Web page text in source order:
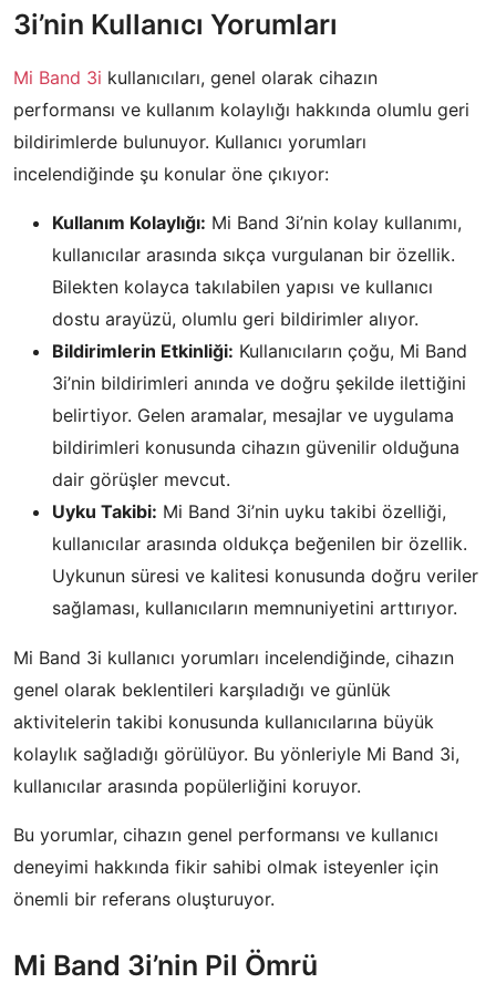
3i’nin Kullanıcı Yorumları
Mi Band 3i kullanıcıları, genel olarak cihazın
performansı ve kullanım kolaylığı hakkında olumlu geri
bildirimlerde bulunuyor. Kullanıcı yorumları
incelendiğinde şu konular öne çıkıyor:
Kullanım Kolaylığı: Mi Band 3i’nin kolay kullanımı,
kullanıcılar arasında sıkça vurgulanan bir özellik.
Bilekten kolayca takılabilen yapısı ve kullanıcı
dostu arayüzü, olumlu geri bildirimler alıyor.
Bildirimlerin Etkinliği: Kullanıcıların çoğu, Mi Band
3i’nin bildirimleri anında ve doğru şekilde ilettiğini
belirtiyor. Gelen aramalar, mesajlar ve uygulama
bildirimleri konusunda cihazın güvenilir olduğuna
dair görüşler mevcut.
Uyku Takibi: Mi Band 3i’nin uyku takibi özelliği,
kullanıcılar arasında oldukça beğenilen bir özellik.
Uykunun süresi ve kalitesi konusunda doğru veriler
sağlaması, kullanıcıların memnuniyetini arttırıyor.
Mi Band 3i kullanıcı yorumları incelendiğinde, cihazın
genel olarak beklentileri karşıladığı ve günlük
aktivitelerin takibi konusunda kullanıcılarına büyük
kolaylık sağladığı görülüyor. Bu yönleriyle Mi Band 3i,
kullanıcılar arasında popülerliğini koruyor.
Bu yorumlar, cihazın genel performansı ve kullanıcı
deneyimi hakkında fikir sahibi olmak isteyenler için
önemli bir referans oluşturuyor.
Mi Band 3i’nin Pil Ömrü